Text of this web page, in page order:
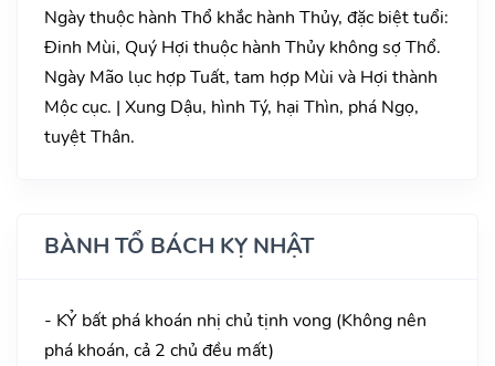
Ngày thuộc hành Thổ khắc hành Thủy, đặc biệt tuổi:
Đinh Mùi, Quý Hợi thuộc hành Thủy không sợ Thổ.
Ngày Mão lục hợp Tuất, tam hợp Mùi và Hợi thành
Mộc cục. | Xung Dậu, hình Tý, hại Thìn, phá Ngọ,
tuyệt Thân.
BÀNH TỔ BÁCH KỴ NHẬT
- KỶ bất phá khoán nhị chủ tịnh vong (Không nên
phá khoán, cả 2 chủ đều mất)